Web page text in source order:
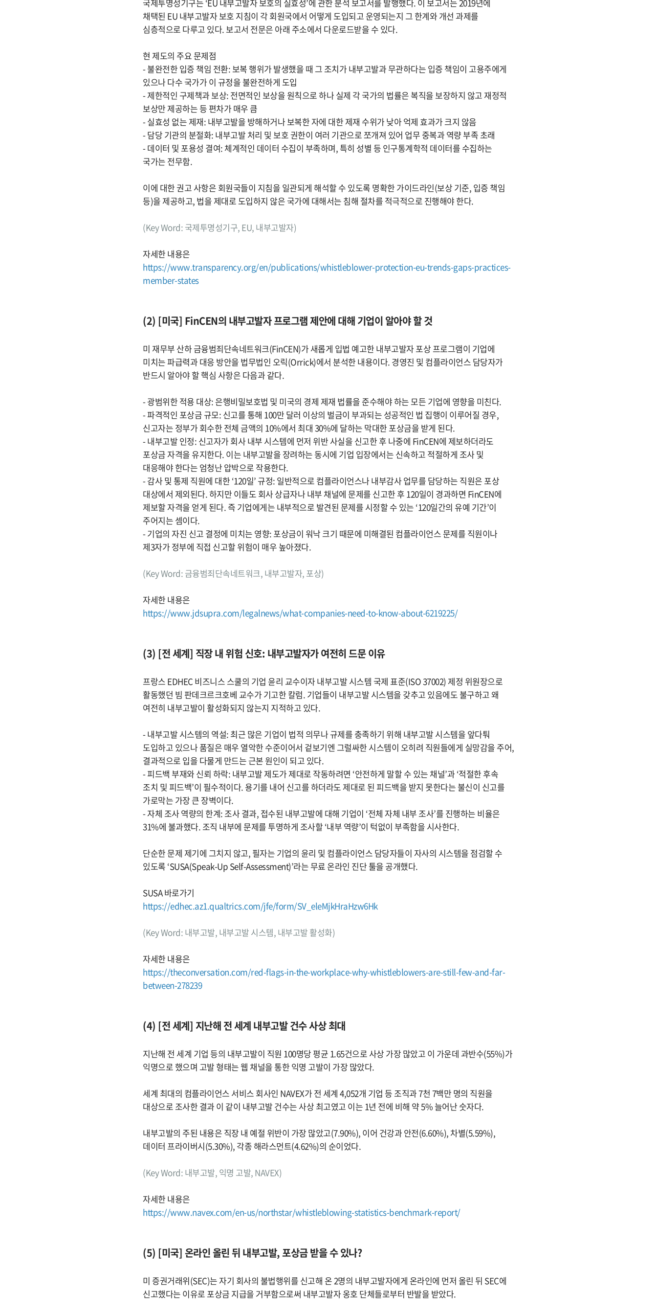
국제투명성기구는 ‘EU 내부고발자 보호의 실효성’에 관한 분석 보고서를 발행했다. 이 보고서는 2019년에
채택된 EU 내부고발자 보호 지침이 각 회원국에서 어떻게 도입되고 운영되는지 그 한계와 개선 과제를
심층적으로 다루고 있다. 보고서 전문은 아래 주소에서 다운로드받을 수 있다.
현 제도의 주요 문제점
- 불완전한 입증 책임 전환: 보복 행위가 발생했을 때 그 조치가 내부고발과 무관하다는 입증 책임이 고용주에게
있으나 다수 국가가 이 규정을 불완전하게 도입
- 제한적인 구제책과 보상: 전면적인 보상을 원칙으로 하나 실제 각 국가의 법률은 복직을 보장하지 않고 재정적
보상만 제공하는 등 편차가 매우 큼
- 실효성 없는 제재: 내부고발을 방해하거나 보복한 자에 대한 제재 수위가 낮아 억제 효과가 크지 않음
- 담당 기관의 분절화: 내부고발 처리 및 보호 권한이 여러 기관으로 쪼개져 있어 업무 중복과 역량 부족 초래
- 데이터 및 포용성 결여: 체계적인 데이터 수집이 부족하며, 특히 성별 등 인구통계학적 데이터를 수집하는
국가는 전무함.
이에 대한 권고 사항은 회원국들이 지침을 일관되게 해석할 수 있도록 명확한 가이드라인(보상 기준, 입증 책임
등)을 제공하고, 법을 제대로 도입하지 않은 국가에 대해서는 침해 절차를 적극적으로 진행해야 한다.
(Key Word: 국제투명성기구, EU, 내부고발자)
자세한 내용은
https://www.transparency.org/en/publications/whistleblower-protection-eu-trends-gaps-practices-
member-states
(2) [미국] FinCEN의 내부고발자 프로그램 제안에 대해 기업이 알아야 할 것
미 재무부 산하 금융범죄단속네트워크(FinCEN)가 새롭게 입법 예고한 내부고발자 포상 프로그램이 기업에
미치는 파급력과 대응 방안을 법무법인 오릭(Orrick)에서 분석한 내용이다. 경영진 및 컴플라이언스 담당자가
반드시 알아야 할 핵심 사항은 다음과 같다.
- 광범위한 적용 대상: 은행비밀보호법 및 미국의 경제 제재 법률을 준수해야 하는 모든 기업에 영향을 미친다.
- 파격적인 포상금 규모: 신고를 통해 100만 달러 이상의 벌금이 부과되는 성공적인 법 집행이 이루어질 경우,
신고자는 정부가 회수한 전체 금액의 10%에서 최대 30%에 달하는 막대한 포상금을 받게 된다.
- 내부고발 인정: 신고자가 회사 내부 시스템에 먼저 위반 사실을 신고한 후 나중에 FinCEN에 제보하더라도
포상금 자격을 유지한다. 이는 내부고발을 장려하는 동시에 기업 입장에서는 신속하고 적절하게 조사 및
대응해야 한다는 엄청난 압박으로 작용한다.
- 감사 및 통제 직원에 대한 ‘120일’ 규정: 일반적으로 컴플라이언스나 내부감사 업무를 담당하는 직원은 포상
대상에서 제외된다. 하지만 이들도 회사 상급자나 내부 채널에 문제를 신고한 후 120일이 경과하면 FinCEN에
제보할 자격을 얻게 된다. 즉 기업에게는 내부적으로 발견된 문제를 시정할 수 있는 ‘120일간의 유예 기간’이
주어지는 셈이다.
- 기업의 자진 신고 결정에 미치는 영향: 포상금이 워낙 크기 때문에 미해결된 컴플라이언스 문제를 직원이나
제3자가 정부에 직접 신고할 위험이 매우 높아졌다.
(Key Word: 금융범죄단속네트워크, 내부고발자, 포상)
자세한 내용은
https://www.jdsupra.com/legalnews/what-companies-need-to-know-about-6219225/
(3) [전 세계] 직장 내 위험 신호: 내부고발자가 여전히 드문 이유
프랑스 EDHEC 비즈니스 스쿨의 기업 윤리 교수이자 내부고발 시스템 국제 표준(ISO 37002) 제정 위원장으로
활동했던 빔 판데크르크호베 교수가 기고한 칼럼. 기업들이 내부고발 시스템을 갖추고 있음에도 불구하고 왜
여전히 내부고발이 활성화되지 않는지 지적하고 있다.
- 내부고발 시스템의 역설: 최근 많은 기업이 법적 의무나 규제를 충족하기 위해 내부고발 시스템을 앞다퉈
도입하고 있으나 품질은 매우 열악한 수준이어서 겉보기엔 그럴싸한 시스템이 오히려 직원들에게 실망감을 주어,
결과적으로 입을 다물게 만드는 근본 원인이 되고 있다.
- 피드백 부재와 신뢰 하락: 내부고발 제도가 제대로 작동하려면 ‘안전하게 말할 수 있는 채널’과 ‘적절한 후속
조치 및 피드백’이 필수적이다. 용기를 내어 신고를 하더라도 제대로 된 피드백을 받지 못한다는 불신이 신고를
가로막는 가장 큰 장벽이다.
- 자체 조사 역량의 한계: 조사 결과, 접수된 내부고발에 대해 기업이 ‘전체 자체 내부 조사’를 진행하는 비율은
31%에 불과했다. 조직 내부에 문제를 투명하게 조사할 ‘내부 역량’이 턱없이 부족함을 시사한다.
단순한 문제 제기에 그치지 않고, 필자는 기업의 윤리 및 컴플라이언스 담당자들이 자사의 시스템을 점검할 수
있도록 ‘SUSA(Speak-Up Self-Assessment)’라는 무료 온라인 진단 툴을 공개했다.
SUSA 바로가기
https://edhec.az1.qualtrics.com/jfe/form/SV_eleMjkHraHzw6Hk
(Key Word: 내부고발, 내부고발 시스템, 내부고발 활성화)
자세한 내용은
https://theconversation.com/red-flags-in-the-workplace-why-whistleblowers-are-still-few-and-far-
between-278239
(4) [전 세계] 지난해 전 세계 내부고발 건수 사상 최대
지난해 전 세계 기업 등의 내부고발이 직원 100명당 평균 1.65건으로 사상 가장 많았고 이 가운데 과반수(55%)가
익명으로 했으며 고발 형태는 웹 채널을 통한 익명 고발이 가장 많았다.
세계 최대의 컴플라이언스 서비스 회사인 NAVEX가 전 세계 4,052개 기업 등 조직과 7천 7백만 명의 직원을
대상으로 조사한 결과 이 같이 내부고발 건수는 사상 최고였고 이는 1년 전에 비해 약 5% 늘어난 숫자다.
내부고발의 주된 내용은 직장 내 예절 위반이 가장 많았고(7.90%), 이어 건강과 안전(6.60%), 차별(5.59%),
데이터 프라이버시(5.30%), 각종 해라스먼트(4.62%)의 순이었다.
(Key Word: 내부고발, 익명 고발, NAVEX)
자세한 내용은
https://www.navex.com/en-us/northstar/whistleblowing-statistics-benchmark-report/
(5) [미국] 온라인 올린 뒤 내부고발, 포상금 받을 수 있나?
미 증권거래위(SEC)는 자기 회사의 불법행위를 신고해 온 2명의 내부고발자에게 온라인에 먼저 올린 뒤 SEC에
신고했다는 이유로 포상금 지급을 거부함으로써 내부고발자 옹호 단체들로부터 반발을 받았다.